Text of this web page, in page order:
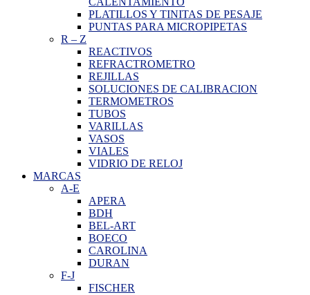
PLATILLOS Y TINITAS DE PESAJE
PUNTAS PARA MICROPIPETAS
R – Z
REACTIVOS
REFRACTROMETRO
REJILLAS
SOLUCIONES DE CALIBRACION
TERMOMETROS
TUBOS
VARILLAS
VASOS
VIALES
VIDRIO DE RELOJ
MARCAS
A-E
APERA
BDH
BEL-ART
BOECO
CAROLINA
DURAN
F-J
FISCHER